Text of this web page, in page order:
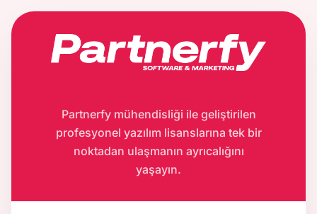
Partnerfy mühendisliği ile geliştirilen
profesyonel yazılım lisanslarına tek bir
noktadan ulaşmanın ayrıcalığını
yaşayın.